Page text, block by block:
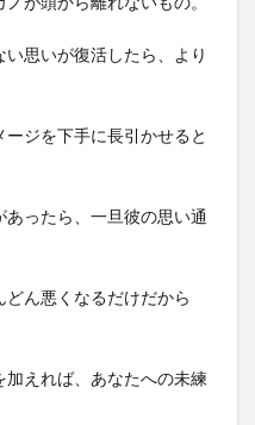
思いが復活したら、より
ジを下手に長引かせると
ったら、一旦彼の思い通
ん悪くなるだけだから
えれば、あなたへの未練